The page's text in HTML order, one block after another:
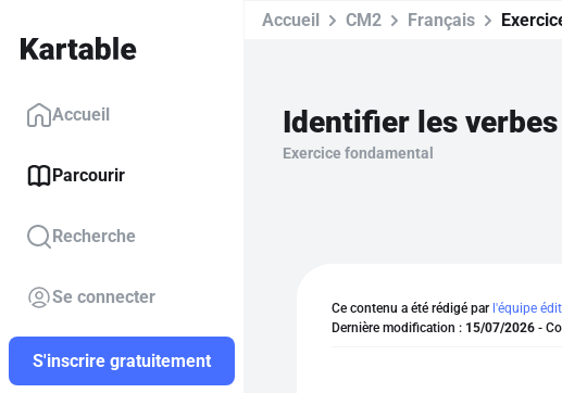
Accueil
Parcourir
Recherche
Se connecter
S'inscrire gratuitement
Accueil CM2 Français
Identifier les
Exercice fondamental
Ce contenu a été rédigé par l'équipe
Dernière modification : 15/07/2026 -